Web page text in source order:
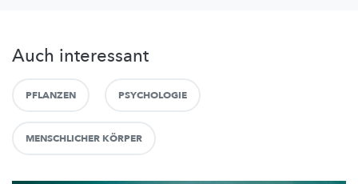
Auch interessant
PFLANZEN PSYCHOLOGIE
MENSCHLICHER KÖRPER